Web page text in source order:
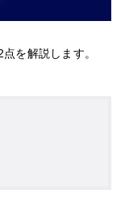
を解説します。